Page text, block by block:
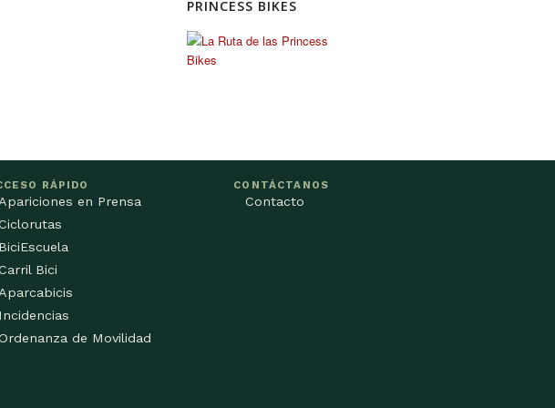
PRINCESS BIKES
RÁPIDO
Apariciones en Prensa
BiciEscuela
Bici
Aparcabicis
Incidencias
de Movilidad
CONTÁCTANOS
Contacto